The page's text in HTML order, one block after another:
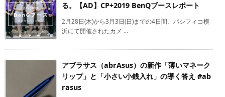
る。【AD】CP+2019 BenQブースレポート
2月28日(木)から3月3日(日)までの4日間、パシフィコ横
浜にて開催されたカメ ...
アブラサス（abrAsus）の新作「薄いマネーク
リップ」と「小さい小銭入れ」の導く答え #ab
rasus